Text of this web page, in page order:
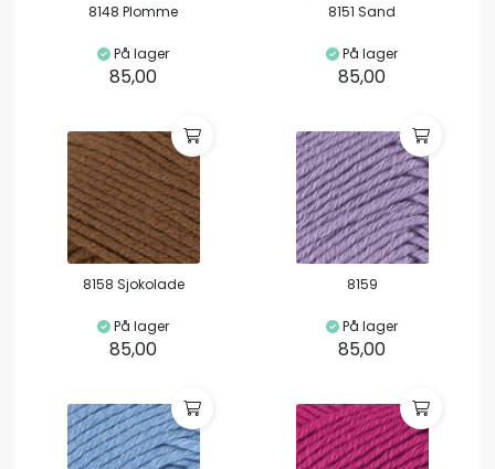
8148 Plomme
På lager
85,00
8151 Sand
På lager
85,00
8158 Sjokolade
På lager
85,00
8159
På lager
85,00